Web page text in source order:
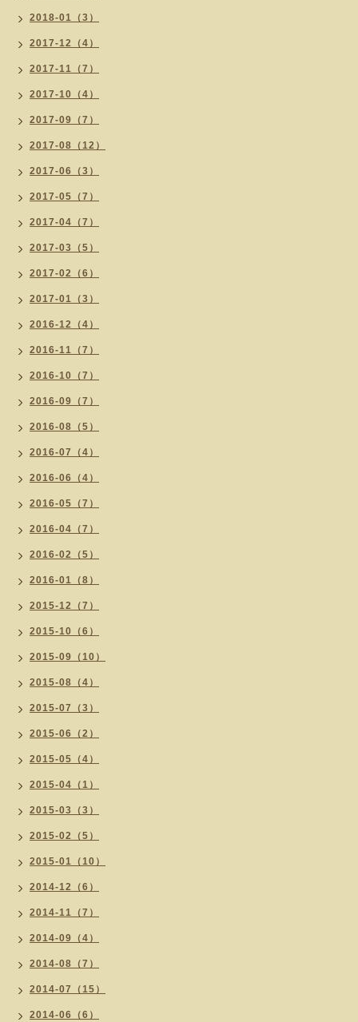
2018-01（3）
2017-12（4）
2017-11（7）
2017-10（4）
2017-09（7）
2017-08（12）
2017-06（3）
2017-05（7）
2017-04（7）
2017-03（5）
2017-02（6）
2017-01（3）
2016-12（4）
2016-11（7）
2016-10（7）
2016-09（7）
2016-08（5）
2016-07（4）
2016-06（4）
2016-05（7）
2016-04（7）
2016-02（5）
2016-01（8）
2015-12（7）
2015-10（6）
2015-09（10）
2015-08（4）
2015-07（3）
2015-06（2）
2015-05（4）
2015-04（1）
2015-03（3）
2015-02（5）
2015-01（10）
2014-12（6）
2014-11（7）
2014-09（4）
2014-08（7）
2014-07（15）
2014-06（6）